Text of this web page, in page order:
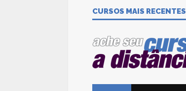
CURSOS MAIS RECENTES